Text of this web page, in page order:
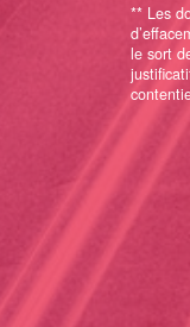
** Les
le sort